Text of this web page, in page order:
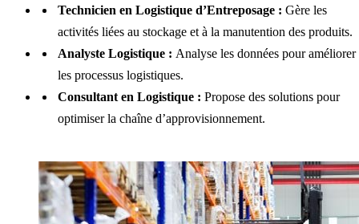
Technicien en Logistique d’Entreposage : Gère les
activités liées au stockage et à la manutention des produits.
Analyste Logistique : Analyse les données pour améliorer
les processus logistiques.
Consultant en Logistique : Propose des solutions pour
optimiser la chaîne d’approvisionnement.